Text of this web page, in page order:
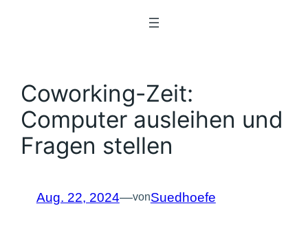
Coworking-Zeit:
Computer ausleihen und
Fragen stellen
Aug. 22, 2024—vonSuedhoefe